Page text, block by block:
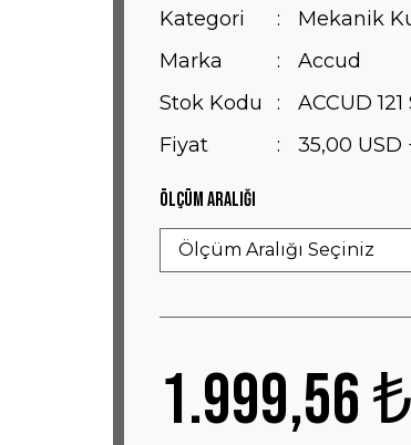
Kategori
Mekanik
Marka
Accud
Stok Kodu
ACCUD 121
Fiyat
35,00 USD
Ölçüm Aralığı
1.999,56 ₺